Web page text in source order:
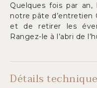
Quelques fois par
notre pâte d’entretien
et de retirer les
Rangez-le à l’abri de
Détails